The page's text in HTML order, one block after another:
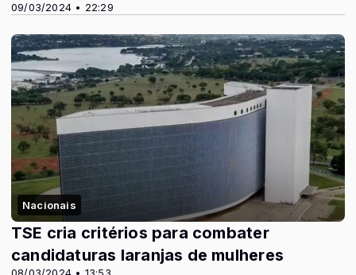
09/03/2024 • 22:29
Nacionais
TSE cria critérios para combater
candidaturas laranjas de mulheres